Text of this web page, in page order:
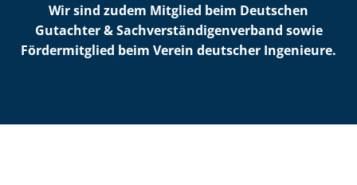
Wir sind zudem Mitglied beim Deutschen
Gutachter & Sach­ver­stän­di­gen­ver­band sowie
Fördermitglied beim Verein deutscher Ingenieure.